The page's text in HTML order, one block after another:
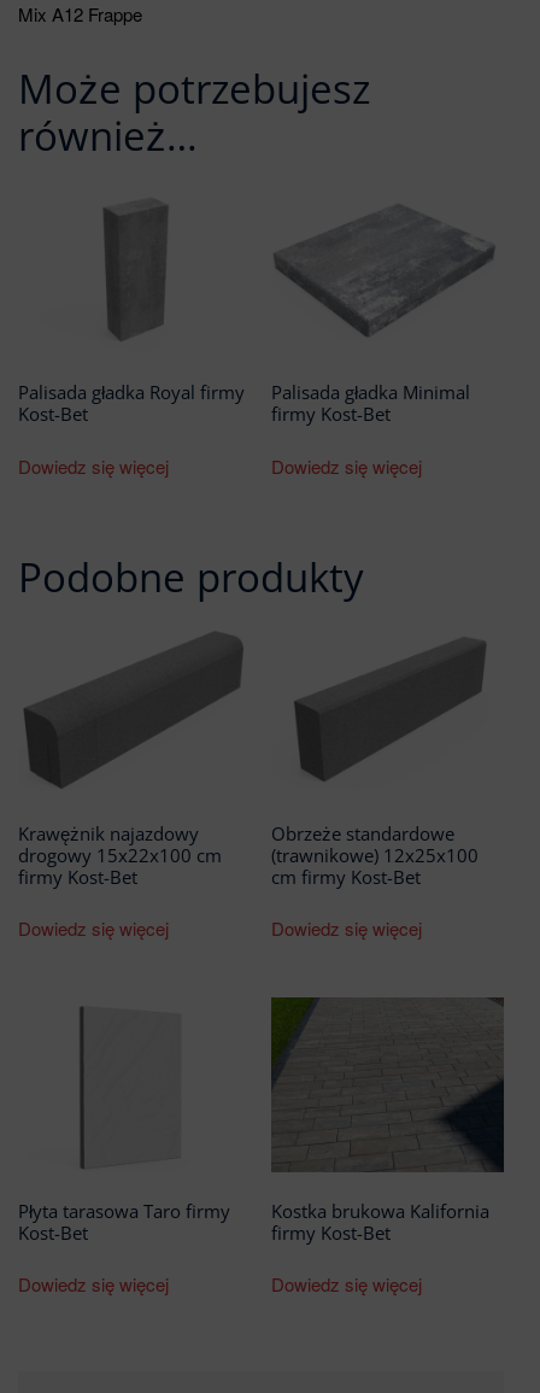
Mix A12 Frappe
Może potrzebujesz
również…
Palisada gładka Royal firmy
Kost-Bet
Dowiedz się więcej
Palisada gładka Minimal
firmy Kost-Bet
Dowiedz się więcej
Podobne produkty
Krawężnik najazdowy
drogowy 15x22x100 cm
firmy Kost-Bet
Dowiedz się więcej
Obrzeże standardowe
(trawnikowe) 12x25x100
cm firmy Kost-Bet
Dowiedz się więcej
Płyta tarasowa Taro firmy
Kost-Bet
Dowiedz się więcej
Kostka brukowa Kalifornia
firmy Kost-Bet
Dowiedz się więcej